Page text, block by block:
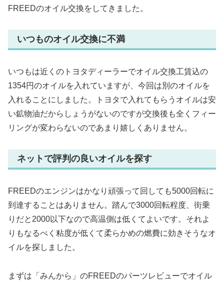
FREEDのオイル交換をしてきました。
いつものオイル交換に不満
いつもは近くのトヨタディーラーでオイル交換工賃込の
1354円のオイルを入れていますが、今回は別のオイルを
入れることにしました。トヨタで入れてもらうオイルは安
い鉱物油だからしょうがないのですが交換後も全くフィー
リングが変わらないのであまり嬉しくありません。
ネットで評判の良いオイルを探す
FREEDのエンジンはかなり頑張って回しても5000回転に
到達することはありません。踏んで3000回転程度、街乗
りだと2000以下なので高温側は低くてよいです。それよ
りもなるべく粘度が低くて柔らかめの燃費に効きそうなオ
イルを探しました。
まずは「みんから」のFREEDのパーツレビューでオイル